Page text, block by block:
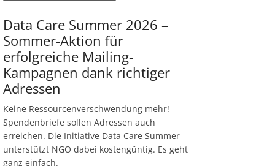
Data Care Summer 2026 –
Sommer-Aktion für
erfolgreiche Mailing-
Kampagnen dank richtiger
Adressen
Keine Ressourcenverschwendung mehr!
Spendenbriefe sollen Adressen auch
erreichen. Die Initiative Data Care Summer
unterstützt NGO dabei kostengüntig. Es geht
ganz einfach.